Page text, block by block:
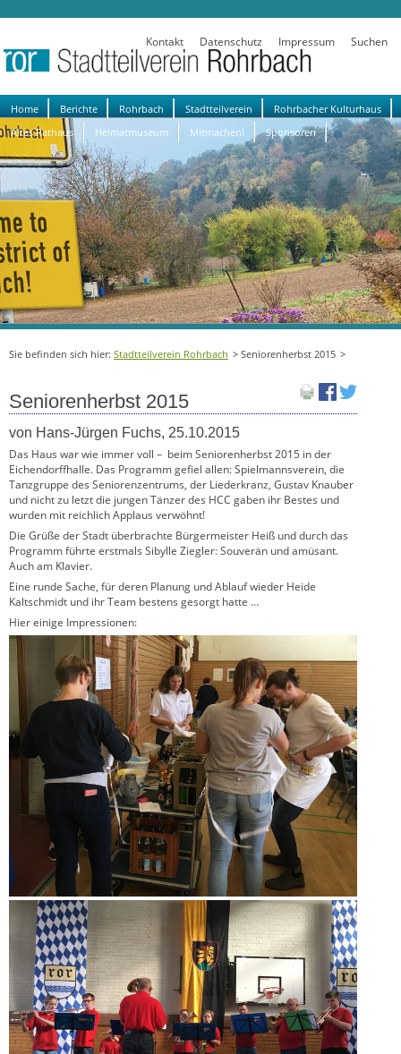
Kontakt Datenschutz Impressum Suchen
Navigation
überspringen
Home Berichte Rohrbach Stadtteilverein
Rohrbacher Kulturhaus
Altes Rathaus
Heimatmuseum Mitmachen! Sponsoren
Stadtteilverein Rohrbach Seniorenherbst 2015
Seniorenherbst 2015
von Hans-Jürgen Fuchs, 25.10.2015
Das Haus war wie immer voll – beim Seniorenherbst 2015 in der
Eichendorffhalle. Das Programm gefiel allen: Spielmannsverein, die
Tanzgruppe des Seniorenzentrums, der Liederkranz, Gustav Knauber
und nicht zu letzt die jungen Tänzer des HCC gaben ihr Bestes und
wurden mit reichlich Applaus verwöhnt!
Die Grüße der Stadt überbrachte Bürgermeister Heiß und durch das
Programm führte erstmals Sibylle Ziegler: Souverän und amüsant.
Auch am Klavier.
Eine runde Sache, für deren Planung und Ablauf wieder Heide
Kaltschmidt und ihr Team bestens gesorgt hatte …
Hier einige Impressionen: